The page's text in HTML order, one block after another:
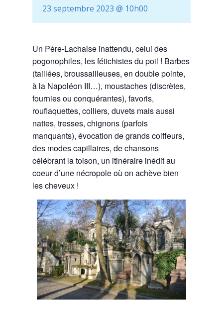
23 septembre 2023 @ 10h00
Un Père-Lachaise inattendu, celui des
pogonophiles, les fétichistes du poil ! Barbes
(taillées, broussailleuses, en double pointe,
à la Napoléon III…), moustaches (discrètes,
fournies ou conquérantes), favoris,
rouflaquettes, colliers, duvets mais aussi
nattes, tresses, chignons (parfois
manquants), évocation de grands coiffeurs,
des modes capillaires, de chansons
célébrant la toison, un itinéraire inédit au
coeur d’une nécropole où on achève bien
les cheveux !